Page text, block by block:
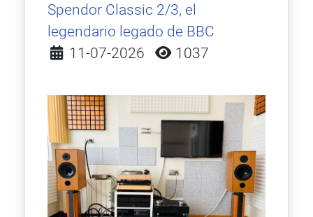
Spendor Classic 2/3, el
legendario legado de BBC
Detalles
11-07-2026 1037